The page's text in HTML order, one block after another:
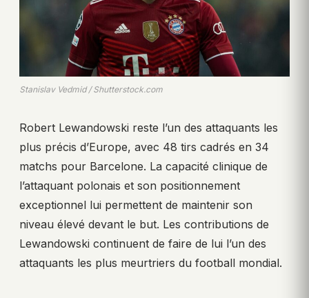
Stanislav Vedmid / Shutterstock.com
Robert Lewandowski reste l’un des attaquants les
plus précis d’Europe, avec 48 tirs cadrés en 34
matchs pour Barcelone. La capacité clinique de
l’attaquant polonais et son positionnement
exceptionnel lui permettent de maintenir son
niveau élevé devant le but. Les contributions de
Lewandowski continuent de faire de lui l’un des
attaquants les plus meurtriers du football mondial.